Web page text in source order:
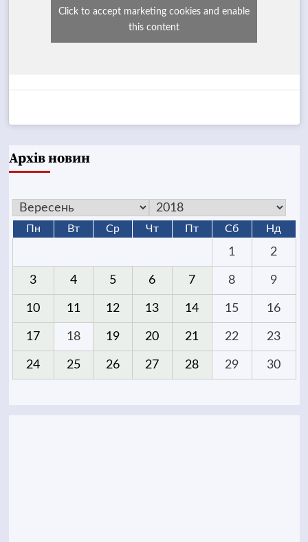
Click to accept marketing cookies and enable
this content
Архів новин
Пн Вт Ср Чт Пт Сб Нд
1 2
3 4 5 6 7 8 9
10 11 12 13 14 15 16
17 18 19 20 21 22 23
24 25 26 27 28 29 30